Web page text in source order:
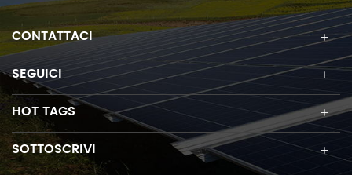
CONTATTACI
SEGUICI
HOT TAGS
SOTTOSCRIVI